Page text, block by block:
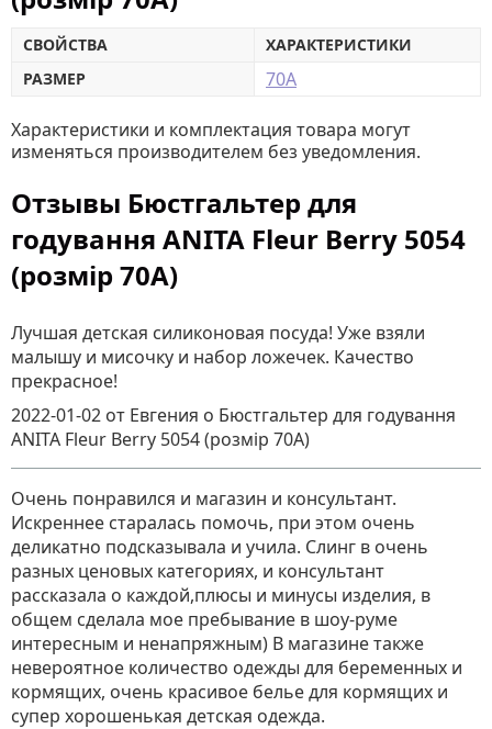
СВОЙСТВА
ХАРАКТЕРИСТИКИ
РАЗМЕР
70А
Характеристики и комплектация товара могут
изменяться производителем без уведомления.
Отзывы Бюстгальтер для
годування ANITA Fleur Berry 5054
(розмір 70A)
Лучшая детская силиконовая посуда! Уже взяли
малышу и мисочку и набор ложечек. Качество
прекрасное!
2022-01-02 от Евгения о Бюстгальтер для годування
ANITA Fleur Berry 5054 (розмір 70A)
Очень понравился и магазин и консультант.
Искреннее старалась помочь, при этом очень
деликатно подсказывала и учила. Слинг в очень
разных ценовых категориях, и консультант
рассказала о каждой,плюсы и минусы изделия, в
общем сделала мое пребывание в шоу-руме
интересным и ненапряжным) В магазине также
невероятное количество одежды для беременных и
кормящих, очень красивое белье для кормящих и
супер хорошенькая детская одежда.